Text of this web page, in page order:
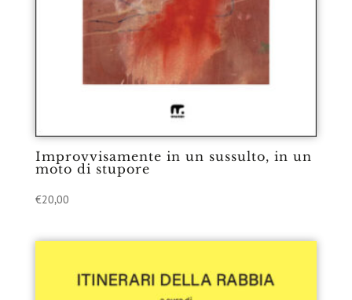
Improvvisamente in un sussulto, in un
moto di stupore
€20,00